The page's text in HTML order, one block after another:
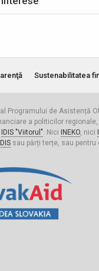
Sustenabilitatea
Programului de Asistență
a politicilor
IDIS "Viitorul". Nici INEKO, nici
IDISsau părți terțe, sau pentru